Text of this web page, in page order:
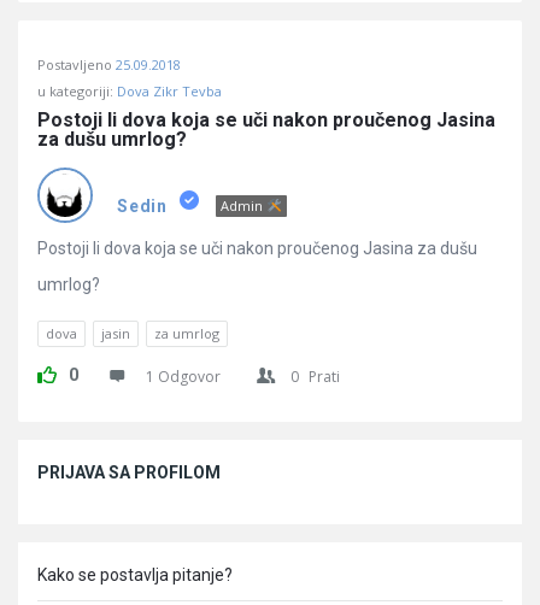
Postavljeno 25.09.2018
u kategoriji: Dova Zikr Tevba
Postoji li dova koja se uči nakon proučenog Jasina
za dušu umrlog?
Sedin Admin
Postoji li dova koja se uči nakon proučenog Jasina za dušu
umrlog?
dova jasin za umrlog
0 1 Odgovor 0 Prati
PRIJAVA SA PROFILOM
Kako se postavlja pitanje?